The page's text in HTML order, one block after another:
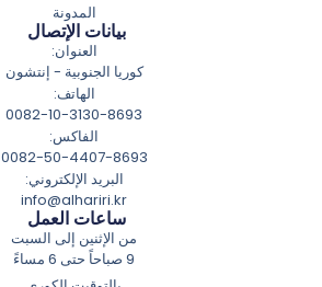
المدونة
بيانات الإتصال
العنوان:
كوريا الجنوبية - إنتشون
الهاتف:
0082-10-3130-8693
الفاكس:
0082-50-4407-8693
البريد الإلكتروني:
info@alhariri.kr
ساعات العمل
من الإثنين إلى السبت
9 صباحاً حتى 6 مساءً